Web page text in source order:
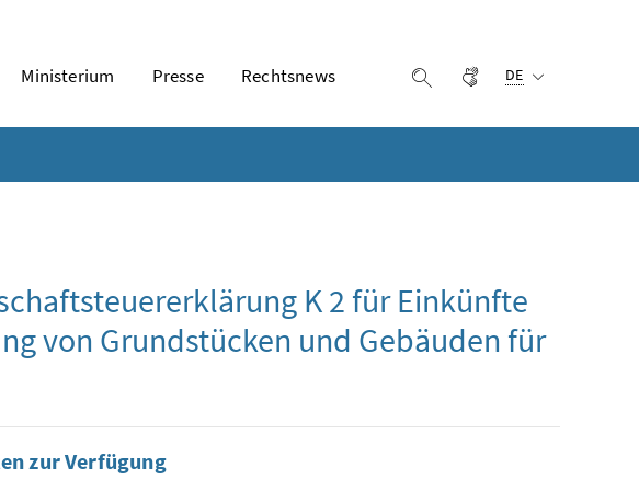
Ministerium Presse Rechtsnews Suche einblenden
Gebärdensprache
DE
K 2 für Einkünfte
von Grundstücken und Gebäuden für
zur Verfügung